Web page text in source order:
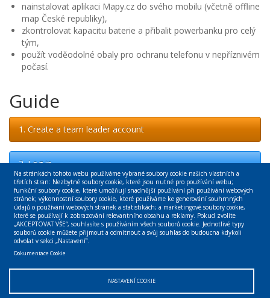
nainstalovat aplikaci Mapy.cz do svého mobilu (včetně offline
map České republiky),
zkontrolovat kapacitu baterie a přibalit powerbanku pro celý
tým,
použít voděodolné obaly pro ochranu telefonu v nepříznivém
počasí.
Guide
1. Create a team leader account
2. Log in
Links
VeV – VA
Web Archive
Na stránkách tohoto webu používáme vybrané soubory cookie našich vlastních a
třetích stran: Nezbytné soubory cookie, které jsou nutné pro používání webu;
funkční soubory cookie, které umožňují snadnější používání při používání webových
stránek; výkonnostní soubory cookie, které používáme ke generování souhrnných
údajů o používání webových stránek a statistikách; a marketingové soubory cookie,
které se používají k zobrazování relevantního obsahu a reklamy. Pokud zvolíte
„AKCEPTOVAT VŠE“, souhlasíte s používáním všech souborů cookie. Jednotlivé typy
souborů cookie můžete přijmout a odmítnout a svůj souhlas do budoucna kdykoli
odvolat v sekci „Nastavení“.
Dokumentace Cookie
NASTAVENÍ COOKIE